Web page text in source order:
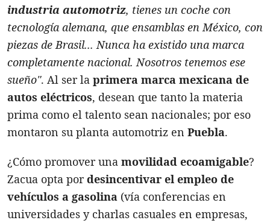
industria automotriz, tienes un coche con
tecnología alemana, que ensamblas en México, con
piezas de Brasil... Nunca ha existido una marca
completamente nacional. Nosotros tenemos ese
sueño". Al ser la primera marca mexicana de
autos eléctricos, desean que tanto la materia
prima como el talento sean nacionales; por eso
montaron su planta automotriz en Puebla.
¿Cómo promover una movilidad ecoamigable?
Zacua opta pordesincentivar el empleo de
vehículos a gasolina (vía conferencias en
universidades y charlas casuales en empresas,